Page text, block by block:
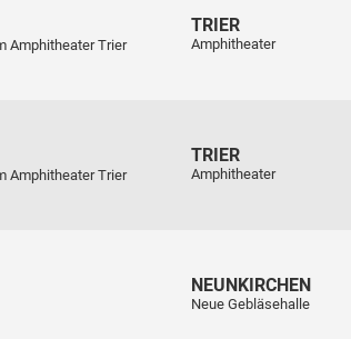
Amphitheater Trier
TRIER
Amphitheater
Amphitheater Trier
TRIER
Amphitheater
NEUNKIRCHEN
Neue Gebläsehalle